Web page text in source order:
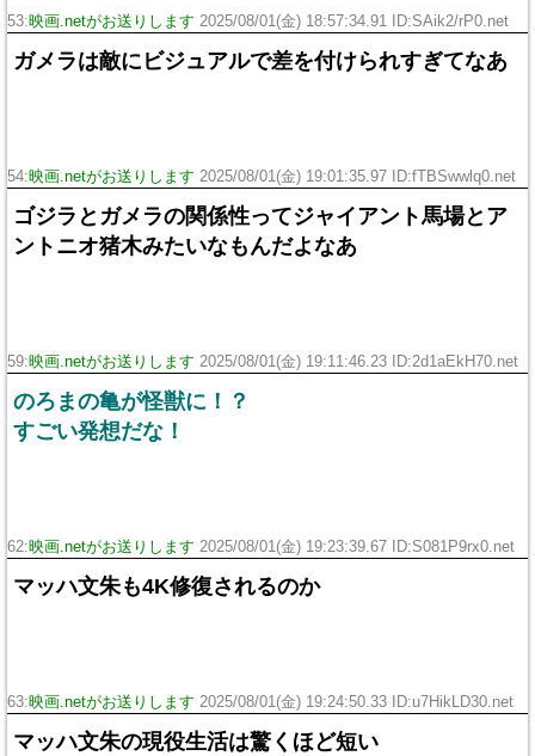
53:映画.netがお送りします 2025/08/01(金) 18:57:34.91 ID:SAik2/rP0.net
ガメラは敵にビジュアルで差を付けられすぎてなあ
54:映画.netがお送りします 2025/08/01(金) 19:01:35.97 ID:fTBSwwlq0.net
ゴジラとガメラの関係性ってジャイアント馬場とア
ントニオ猪木みたいなもんだよなあ
59:映画.netがお送りします 2025/08/01(金) 19:11:46.23 ID:2d1aEkH70.net
のろまの亀が怪獣に！？
すごい発想だな！
62:映画.netがお送りします 2025/08/01(金) 19:23:39.67 ID:S081P9rx0.net
マッハ文朱も4K修復されるのか
63:映画.netがお送りします 2025/08/01(金) 19:24:50.33 ID:u7HikLD30.net
マッハ文朱の現役生活は驚くほど短い